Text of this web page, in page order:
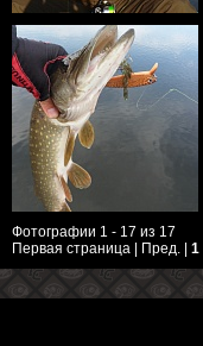
Фотографии 1 - 17 из 17
Первая страница | Пред. | 1